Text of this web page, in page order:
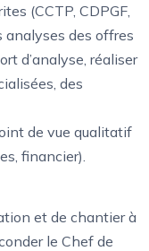
(CCTP, CDPGF,
analyses des offres
d’analyse, réaliser
des
de vue qualitatif
financier).
et de chantier à
le Chef de